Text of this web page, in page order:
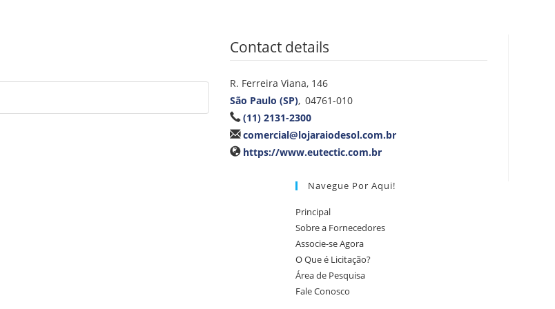
Contact details
R. Ferreira Viana, 146
São Paulo (SP), 04761-010
(11) 2131-2300
comercial@lojaraiodesol.com.br
https://www.eutectic.com.br
Navegue Por Aqui!
Principal
Sobre a Fornecedores
Associe-se Agora
O Que é Licitação?
Área de Pesquisa
Fale Conosco